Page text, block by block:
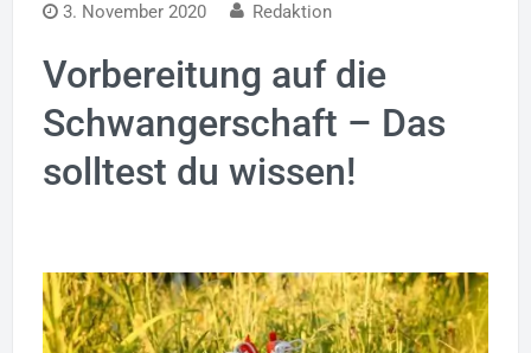
3. November 2020 Redaktion
Vorbereitung auf die
Schwangerschaft – Das
solltest du wissen!